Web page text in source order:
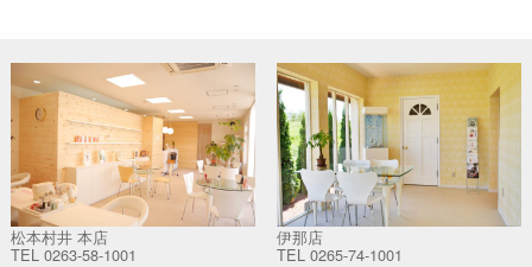
松本村井 本店
TEL 0263-58-1001
伊那店
TEL 0265-74-1001